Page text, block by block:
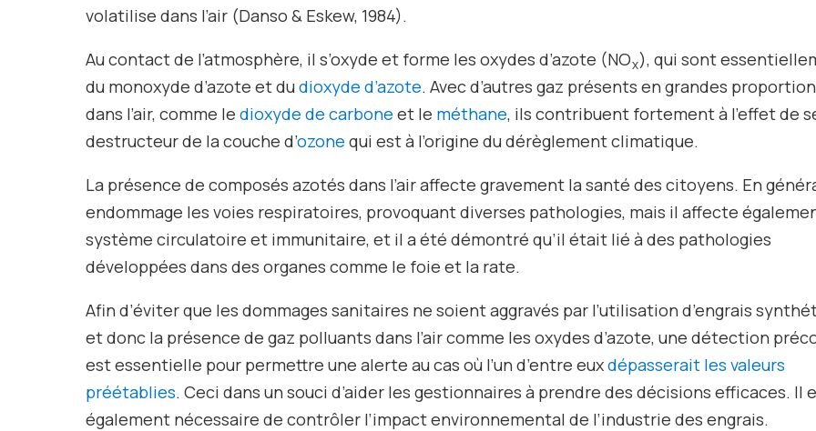
volatilise dans l’air (Danso & Eskew, 1984).
Au contact de l’atmosphère, il s’oxyde et forme les oxydes d’azote (NOx), qui sont
du monoxyde d’azote et dudioxyde d’azote. Avec d’autres gaz présents en grandes
dans l’air, comme ledioxyde de carbone et le méthane, ils contribuent fortement à l’effet de
destructeur de la couche d’ozone qui est à l’origine du dérèglement climatique.
La présence de composés azotés dans l’air affecte gravement la santé des citoyens. En
endommage les voies respiratoires, provoquant diverses pathologies, mais il affecte
système circulatoire et immunitaire, et il a été démontré qu’il était lié à des pathologies
développées dans des organes comme le foie et la rate.
Afin d’éviter que les dommages sanitaires ne soient aggravés par l’utilisation d’engrais
et donc la présence de gaz polluants dans l’air comme les oxydes d’azote, une détection
est essentielle pour permettre une alerte au cas où l’un d’entre euxdépasserait les valeurs
préétablies. Ceci dans un souci d’aider les gestionnaires à prendre des décisions efficaces. Il
également nécessaire de contrôler l’impact environnemental de l’industrie des engrais.